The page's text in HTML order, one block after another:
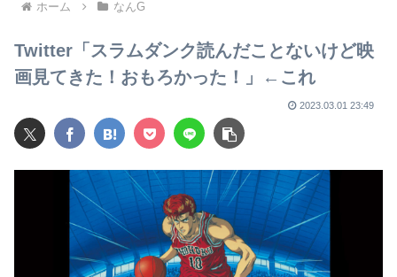
ホーム なんG
Twitter「スラムダンク読んだことないけど映
画見てきた！おもろかった！」←これ
2023.03.01 23:49